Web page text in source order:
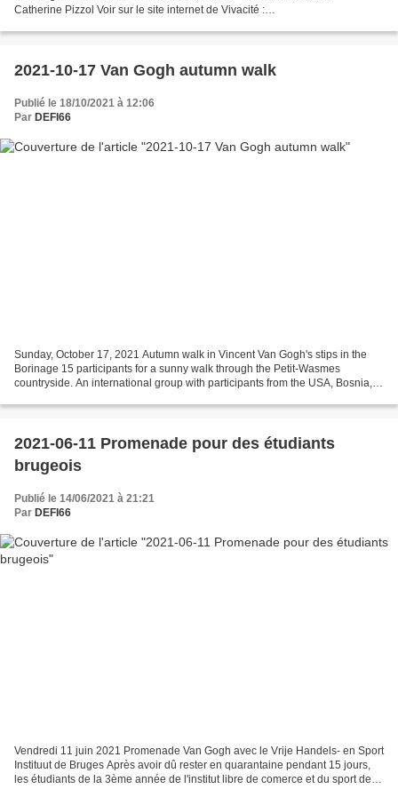
Catherine Pizzol Voir sur le site internet de Vivacité :
end/accueil/article_escapade-du-cote-de-colfontaine-sur-les-traces-de-
2021-10-17 Van Gogh autumn walk
Publié le 18/10/2021 à 12:06
Par DEFI66
Sunday, October 17, 2021 Autumn walk in Vincent Van Gogh's stips in the
Borinage 15 participants for a sunny walk through the Petit-Wasmes
countryside. An international group with participants from the USA, Bosnia,
2021-06-11 Promenade pour des étudiants
brugeois
Publié le 14/06/2021 à 21:21
Par DEFI66
Vendredi 11 juin 2021 Promenade Van Gogh avec le Vrije Handels- en Sport
Instituut de Bruges Après avoir dû rester en quarantaine pendant 15 jours,
les étudiants de la 3ème année de l'institut libre de comerce et du sport de